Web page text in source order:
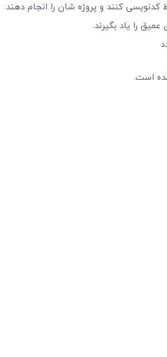
کنند و پروژه شان را انجام دهند.
را یاد بگیرند.
است.